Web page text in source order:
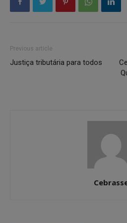
Previous article
Justiça tributária para todos